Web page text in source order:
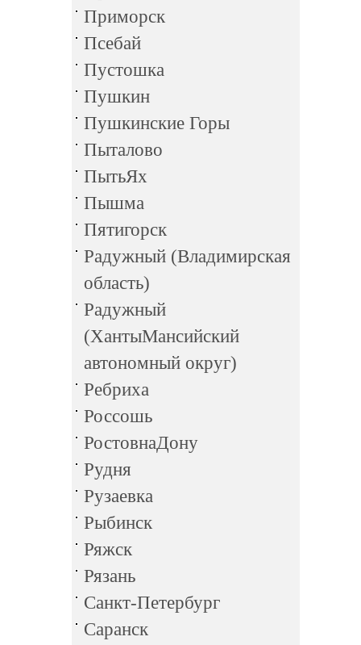
Приморск
Псебай
Пустошка
Пушкин
Пушкинские Горы
Пыталово
ПытьЯх
Пышма
Пятигорск
Радужный (Владимирская
область)
Радужный
(ХантыМансийский
автономный округ)
Ребриха
Россошь
РостовнаДону
Рудня
Рузаевка
Рыбинск
Ряжск
Рязань
Санкт-Петербург
Саранск